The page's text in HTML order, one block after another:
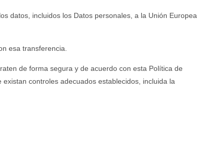
datos, incluidos los Datos personales, a la Unión Europea
esa transferencia.
de forma segura y de acuerdo con esta Política de
controles adecuados establecidos, incluida la